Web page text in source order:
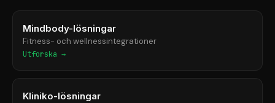
Mindbody-lösningar
Fitness- och wellnessintegrationer
Utforska →
Kliniko-lösningar